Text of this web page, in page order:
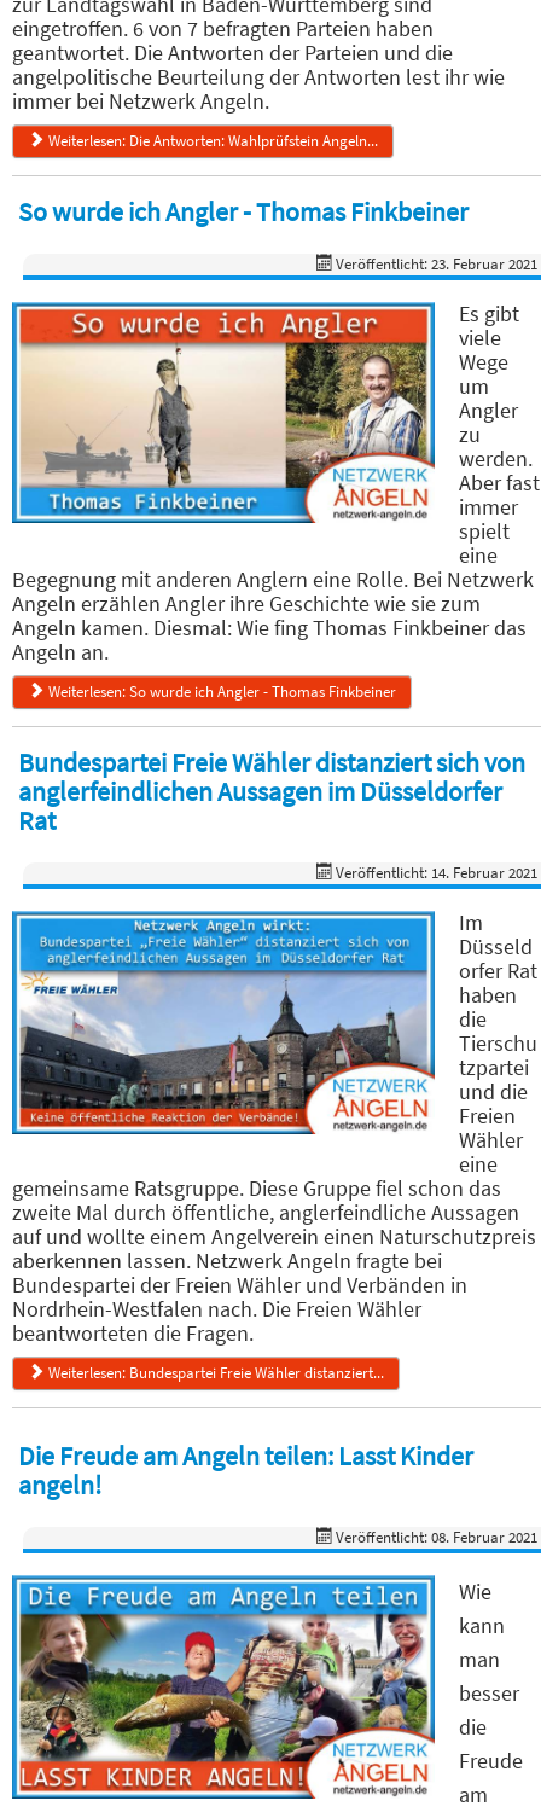
eingetroffen. 6 von 7 befragten Parteien haben
geantwortet. Die Antworten der Parteien und die
angelpolitische Beurteilung der Antworten lest ihr wie
immer bei Netzwerk Angeln.
Weiterlesen: Die Antworten: Wahlprüfstein Angeln...
So wurde ich Angler - Thomas Finkbeiner
Veröffentlicht: 23. Februar 2021
Es gibt
viele
Wege
um
Angler
zu
werden.
Aber fast
immer
spielt
eine
Begegnung mit anderen Anglern eine Rolle. Bei Netzwerk
Angeln erzählen Angler ihre Geschichte wie sie zum
Angeln kamen. Diesmal: Wie fing Thomas Finkbeiner das
Angeln an.
Weiterlesen: So wurde ich Angler - Thomas Finkbeiner
Bundespartei Freie Wähler distanziert sich von
anglerfeindlichen Aussagen im Düsseldorfer
Rat
Veröffentlicht: 14. Februar 2021
Im
Düsseld
orfer Rat
haben
die
Tierschu
tzpartei
und die
Freien
Wähler
eine
gemeinsame Ratsgruppe. Diese Gruppe fiel schon das
zweite Mal durch öffentliche, anglerfeindliche Aussagen
auf und wollte einem Angelverein einen Naturschutzpreis
aberkennen lassen. Netzwerk Angeln fragte bei
Bundespartei der Freien Wähler und Verbänden in
Nordrhein-Westfalen nach. Die Freien Wähler
beantworteten die Fragen.
Weiterlesen: Bundespartei Freie Wähler distanziert...
Die Freude am Angeln teilen: Lasst Kinder
angeln!
Veröffentlicht: 08. Februar 2021
Wie
kann
man
besser
die
Freude
am